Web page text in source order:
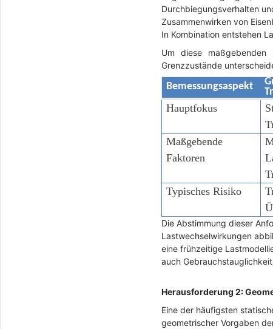
Durchbiegungsverhalten
Zusammenwirken von
In Kombination entstehen
Um diese maßgebenden
Grenzzustände
Bemessungsaspekt
Hauptfokus
Maßgebende
Faktoren
Typisches Risiko
Die Abstimmung dieser
Lastwechselwirkungen
eine frühzeitige
auch
Herausforderung 2:
Eine der häufigsten
geometrischer Vorgaben